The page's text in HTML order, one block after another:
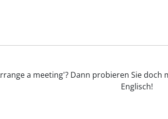
a meeting'? Dann probieren Sie
Englisch!